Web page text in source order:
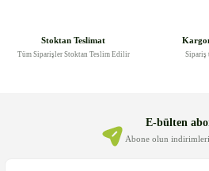
Ürün bilgilerinde hatalar bulunuyor.
Ürün fiyatı diğer sitelerden daha pahalı.
Stoktan Teslimat
Tüm Siparişler Stoktan Teslim Edilir Sipariş
E-bülten
Abone olun indirimleri